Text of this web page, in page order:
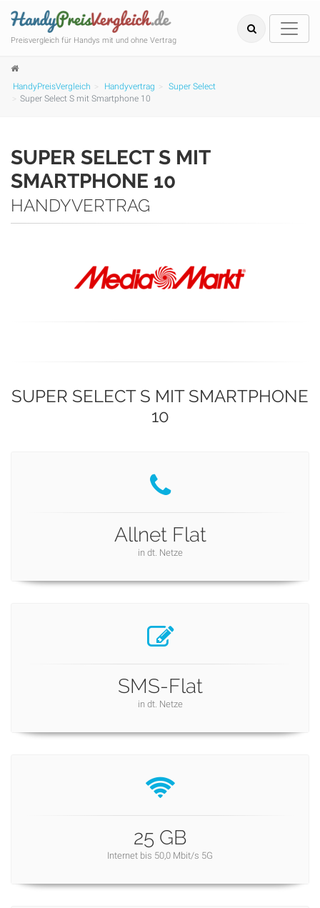
Preisvergleich für Handys mit und ohne Vertrag
HandyPreisVergleich Handyvertrag
Super Select
Super Select S mit Smartphone 10
SUPER SELECT S MIT
SMARTPHONE 10
HANDYVERTRAG
SUPER SELECT S MIT SMARTPHONE
10
Allnet Flat
in dt. Netze
SMS-Flat
in dt. Netze
25 GB
Internet bis 50,0 Mbit/s 5G